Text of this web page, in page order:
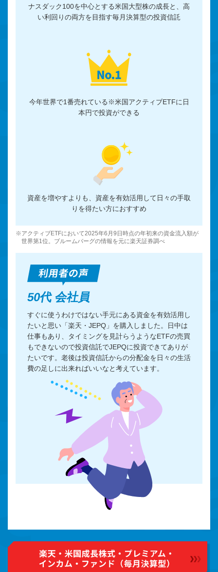
ナスダック100を中心とする米国大型株の成長と、高
い利回りの両方を目指す毎月決算型の投資信託
今年世界で1番売れている※米国アクティブETFに日
本円で投資ができる
資産を増やすよりも、資産を有効活用して日々の手取
りを得たい方におすすめ
※アクティブETFにおいて2025年6月9日時点の年初来の資金流入額が
世界第1位。ブルームバーグの情報を元に楽天証券調べ
50代 会社員
すぐに使うわけではない手元にある資金を有効活用し
たいと思い「楽天・JEPQ」を購入しました。日中は
仕事もあり、タイミングを見計らうようなETFの売買
もできないので投資信託でJEPQに投資できてありが
たいです。老後は投資信託からの分配金を日々の生活
費の足しに出来ればいいなと考えています。